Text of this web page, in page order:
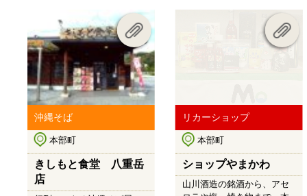
沖縄そば
本部町
きしもと食堂 八重岳
店
リカーショップ
本部町
ショップやまかわ
山川酒造の銘酒から、アセ